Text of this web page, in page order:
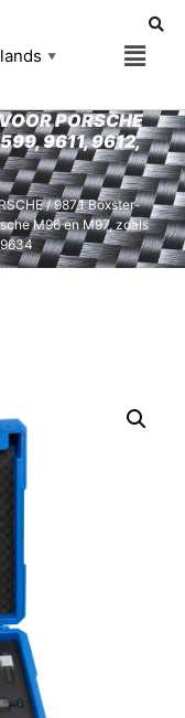
▼
PORSCHE
9611, 9612,
/987.1 Boxster-
M96 en M97, zoals
9634